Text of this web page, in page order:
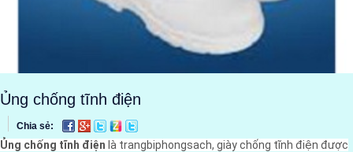
Ủng chống tĩnh điện
Chia sẻ:
Ủng chống tĩnh điện là trangbiphongsach, giày chống tĩnh điện được